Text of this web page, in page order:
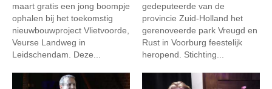
maart gratis een jong boompje
ophalen bij het toekomstig
nieuwbouwproject Vlietvoorde,
Veurse Landweg in
Leidschendam. Deze...
gedeputeerde van de
provincie Zuid-Holland het
gerenoveerde park Vreugd en
Rust in Voorburg feestelijk
heropend. Stichting...